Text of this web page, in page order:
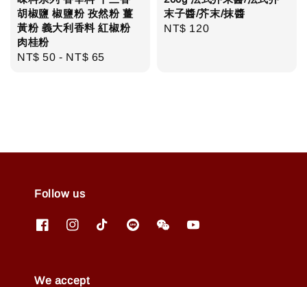
胡椒鹽 椒鹽粉 孜然粉 薑
黃粉 義大利香料 紅椒粉
肉桂粉
Regular
NT$ 50 - NT$ 65
末子醬/芥末/抹醬
Regular
NT$ 120
Follow us
We accept